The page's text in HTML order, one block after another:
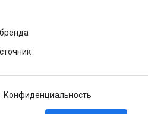
Конфиденциальность